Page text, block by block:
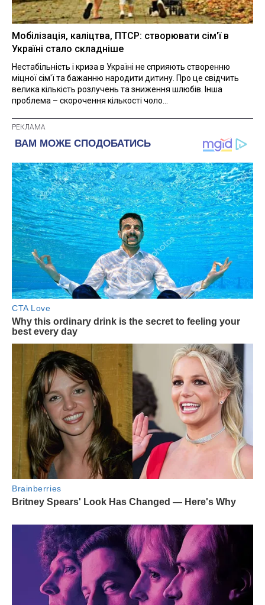
Мобілізація, каліцтва, ПТСР: створювати сім'ї в
Україні стало складніше
Нестабільність і криза в Україні не сприяють створенню
міцної сім'ї та бажанню народити дитину. Про це свідчить
велика кількість розлучень та зниження шлюбів. Інша
проблема – скорочення кількості чоло...